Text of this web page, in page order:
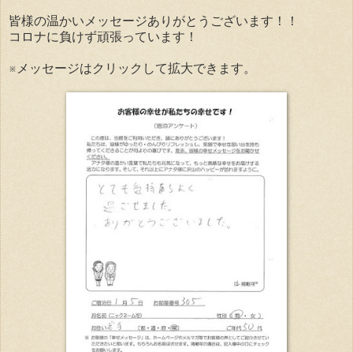
皆様の温かいメッセージありがとうございます！！
コロナに負けず頑張っています！
※メッセージはクリックして拡大できます。